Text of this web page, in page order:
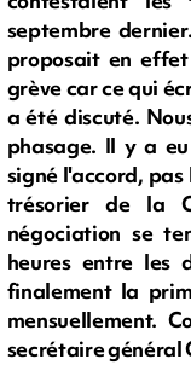
septembre
proposait en
grève car ce qui
a été discuté.
phasage. Il y a
signé l'accord, pas
trésorier de la
négociation se
heures entre les
finalement la
mensuellement.
secrétaire général